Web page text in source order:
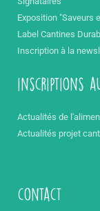
Exposition "Saveurs
Label Cantines
Inscription à la
inscriptions
Actualités de
Actualités projet
contact